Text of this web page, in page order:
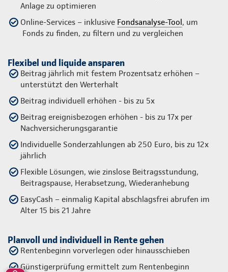
Anlage zu optimieren
Online-Services – inklusive Fondsanalyse-Tool, um
Fonds zu finden, zu filtern und zu vergleichen
Flexibel und liquide ansparen
Beitrag jährlich mit festem Prozentsatz erhöhen –
unterstützt den Werterhalt
Beitrag individuell erhöhen - bis zu 5x
Beitrag ereignisbezogen erhöhen - bis zu 17x per
Nachversicherungsgarantie
Individuelle Sonderzahlungen ab 250 Euro, bis zu 12x
jährlich
Flexible Lösungen, wie zinslose Beitragsstundung,
Beitragspause, Herabsetzung, Wiederanhebung
EasyCash – einmalig Kapital abschlagsfrei abrufen im
Alter 15 bis 21 Jahre
Planvoll und individuell in Rente gehen
Rentenbeginn vorverlegen oder hinausschieben
Günstigerprüfung ermittelt zum Rentenbeginn